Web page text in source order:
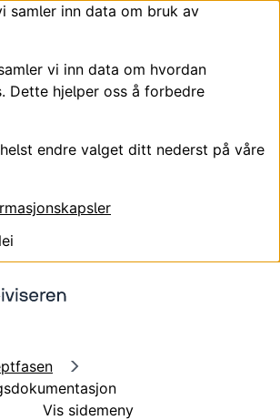
samler inn data om bruk av
vi inn data om hvordan
Dette hjelper oss å forbedre
endre valget ditt nederst på våre
Vis sidemeny